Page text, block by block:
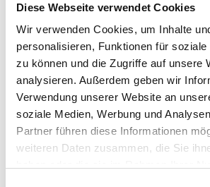
Diese Webseite verwendet Cookies
Wir verwenden Cookies, um Inhalte
personalisieren, Funktionen für soziale
zu können und die Zugriffe auf unsere
analysieren. Außerdem geben wir
Verwendung unserer Website an
soziale Medien, Werbung und
Partner führen diese Informationen
weiteren Daten zusammen, die Sie
Glanzgrad
Gebinde
Umrechnungsfaktoren